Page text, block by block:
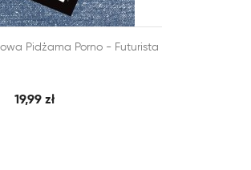
SZYBKI PODGLĄD
Pidżama Porno - Futurista
19,99 zł